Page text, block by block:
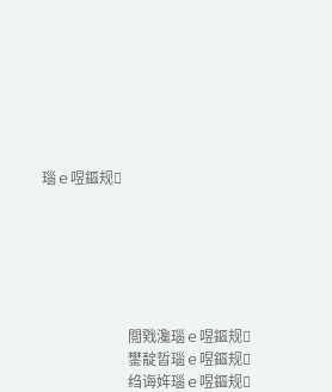
瑙ｅ喅鏂规
閲戣瀺瑙ｅ喅鏂规
鐢靛晢瑙ｅ喅鏂规
绉诲姩瑙ｅ喅鏂规